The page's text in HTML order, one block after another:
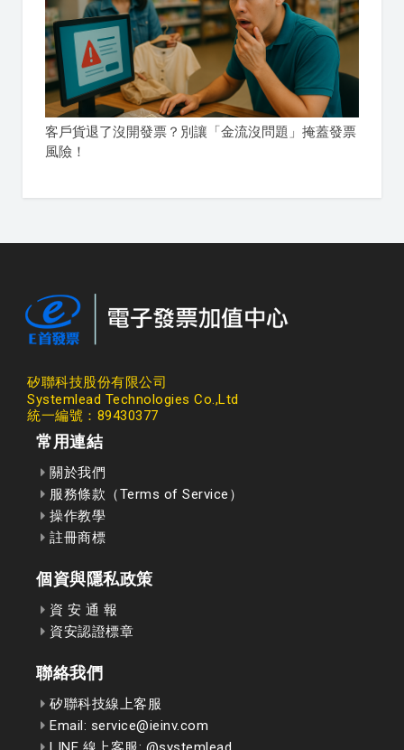
客戶貨退了沒開發票？別讓「金流沒問題」掩蓋發票
風險！
矽聯科技股份有限公司
Systemlead Technologies Co.,Ltd
統一編號：89430377
常用連結
關於我們
服務條款（Terms of Service）
操作教學
註冊商標
個資與隱私政策
資 安 通 報
資安認證標章
聯絡我們
矽聯科技線上客服
Email: service@ieinv.com